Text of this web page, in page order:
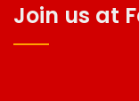
Join us at